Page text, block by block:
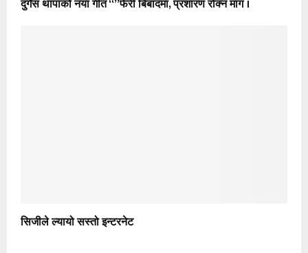
दुर्गेस थापाको नंया गीत “”फेरी बिबादमा, प्रशारण रोक्न माग ।
सिजीले ल्यायो सस्तो इन्टरनेट